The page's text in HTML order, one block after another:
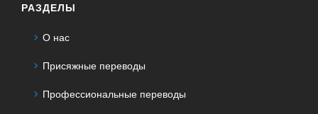
РАЗДЕЛЫ
О нас
Присяжные переводы
Профессиональные переводы